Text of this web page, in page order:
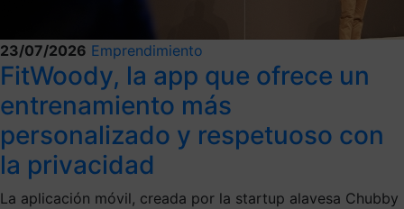
23/07/2026 Emprendimiento
FitWoody, la app que ofrece un
entrenamiento más
personalizado y respetuoso con
la privacidad
La aplicación móvil, creada por la startup alavesa Chubby